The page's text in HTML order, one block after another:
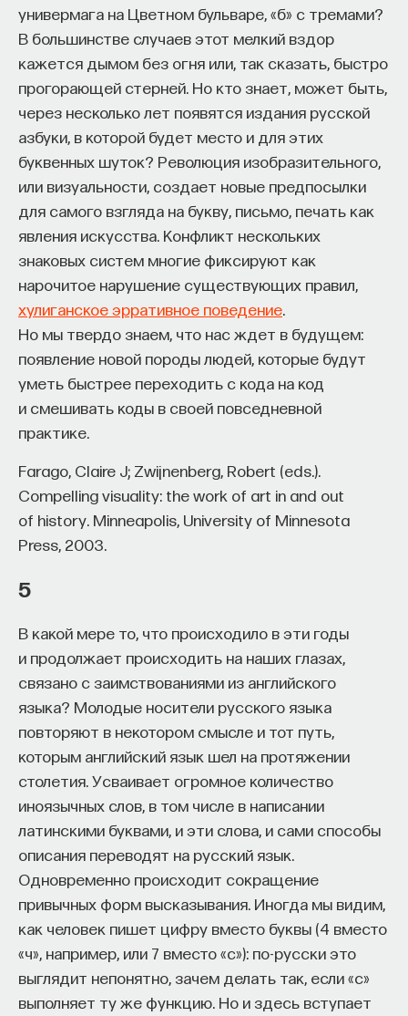
универмага на Цветном бульваре, «б» с тремами?
В большинстве случаев этот мелкий вздор
кажется дымом без огня или, так сказать, быстро
прогорающей стерней. Но кто знает, может быть,
через несколько лет появятся издания русской
азбуки, в которой будет место и для этих
буквенных шуток? Революция изобразительного,
или визуальности, создает новые предпосылки
для самого взгляда на букву, письмо, печать как
явления искусства. Конфликт нескольких
знаковых систем многие фиксируют как
нарочитое нарушение существующих правил,
хулиганское эрративное поведение.
Но мы твердо знаем, что нас ждет в будущем:
появление новой породы людей, которые будут
уметь быстрее переходить с кода на код
и смешивать коды в своей повседневной
практике.
Farago, Claire J; Zwijnenberg, Robert (eds.).
Compelling visuality: the work of art in and out
of history. Minneapolis, University of Minnesota
Press, 2003.
5
В какой мере то, что происходило в эти годы
и продолжает происходить на наших глазах,
связано с заимствованиями из английского
языка? Молодые носители русского языка
повторяют в некотором смысле и тот путь,
которым английский язык шел на протяжении
столетия. Усваивает огромное количество
иноязычных слов, в том числе в написании
латинскими буквами, и эти слова, и сами способы
описания переводят на русский язык.
Одновременно происходит сокращение
привычных форм высказывания. Иногда мы видим,
как человек пишет цифру вместо буквы (4 вместо
«ч», например, или 7 вместо «с»): по-русски это
выглядит непонятно, зачем делать так, если «с»
выполняет ту же функцию. Но и здесь вступает